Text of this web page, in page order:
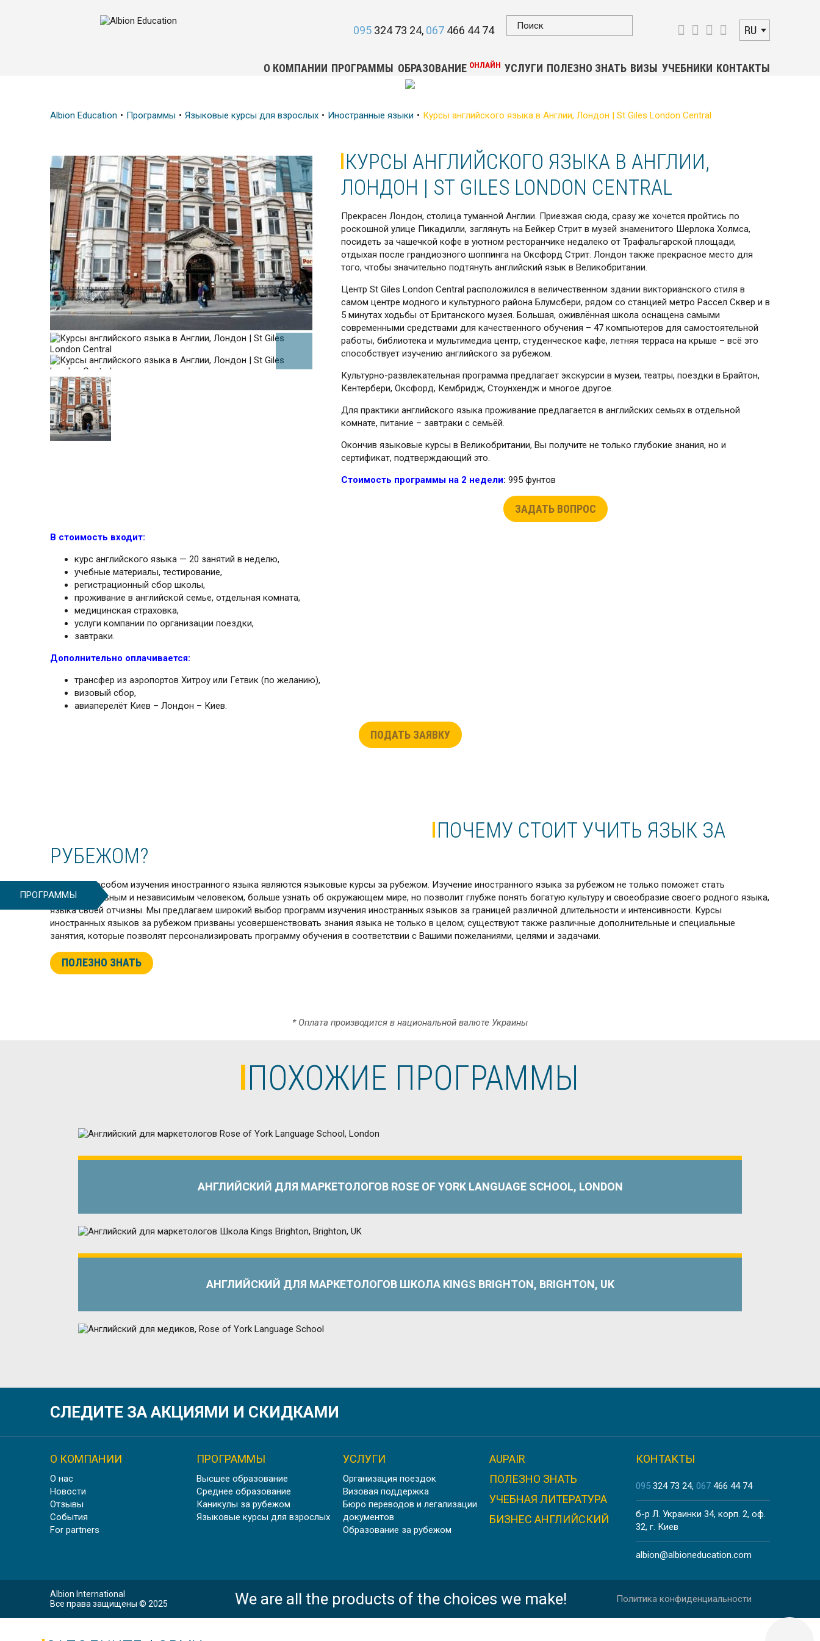
095 324 73 24 067 466 44 74 RU
О КОМПАНИИ ПРОГРАММЫ ОБРАЗОВАНИЕ ОНЛАЙН УСЛУГИ ПОЛЕЗНО ЗНАТЬ ВИЗЫ УЧЕБНИКИ КОНТАКТЫ
Albion Education Программы Языковые курсы для взрослых Иностранные языки Курсы английского языка в Англии, Лондон | St Giles London Central
КУРСЫ АНГЛИЙСКОГО ЯЗЫКА В АНГЛИИ,
ЛОНДОН | ST GILES LONDON CENTRAL
Прекрасен Лондон, столица туманной Англии. Приезжая сюда, сразу же хочется пройтись по
роскошной улице Пикадилли, заглянуть на Бейкер Стрит в музей знаменитого Шерлока Холмса,
посидеть за чашечкой кофе в уютном ресторанчике недалеко от Трафальгарской площади,
отдыхая после грандиозного шоппинга на Оксфорд Стрит. Лондон также прекрасное место для
того, чтобы значительно подтянуть английский язык в Великобритании.
Центр St Giles London Central расположился в величественном здании викторианского стиля в
самом центре модного и культурного района Блумсбери, рядом со станцией метро Рассел Сквер и в
5 минутах ходьбы от Британского музея. Большая, оживлённая школа оснащена самыми
современными средствами для качественного обучения – 47 компьютеров для самостоятельной
работы, библиотека и мультимедиа центр, студенческое кафе, летняя терраса на крыше – всё это
способствует изучению английского за рубежом.
Культурно-развлекательная программа предлагает экскурсии в музеи, театры, поездки в Брайтон,
Кентербери, Оксфорд, Кембридж, Стоунхендж и многое другое.
Для практики английского языка проживание предлагается в английских семьях в отдельной
комнате, питание – завтраки с семьёй.
Окончив языковые курсы в Великобритании, Вы получите не только глубокие знания, но и
сертификат, подтверждающий это.
Стоимость программы на 2 недели: 995 фунтов
ЗАДАТЬ ВОПРОС
В стоимость входит:
курс английского языка — 20 занятий в неделю,
учебные материалы, тестирование,
регистрационный сбор школы,
проживание в английской семье, отдельная комната,
медицинская страховка,
услуги компании по организации поездки,
завтраки.
Дополнительно оплачивается:
трансфер из аэропортов Хитроу или Гетвик (по желанию),
визовый сбор,
авиаперелёт Киев – Лондон – Киев.
ПОДАТЬ ЗАЯВКУ
ПОЧЕМУ СТОИТ УЧИТЬ ЯЗЫК ЗА
РУБЕЖОМ?
Лучшим способом изучения иностранного языка являются языковые курсы за рубежом. Изучение иностранного языка за рубежом не только поможет стать
самостоятельным и независимым человеком, больше узнать об окружающем мире, но позволит глубже понять богатую культуру и своеобразие своего родного языка,
языка своей отчизны. Мы предлагаем широкий выбор программ изучения иностранных языков за границей различной длительности и интенсивности. Курсы
иностранных языков за рубежом призваны усовершенствовать знания языка не только в целом; существуют также различные дополнительные и специальные
занятия, которые позволят персонализировать программу обучения в соответствии с Вашими пожеланиями, целями и задачами.
ПОЛЕЗНО ЗНАТЬ
* Оплата производится в национальной валюте Украины
ПОХОЖИЕ ПРОГРАММЫ
АНГЛИЙСКИЙ ДЛЯ МАРКЕТОЛОГОВ ROSE OF YORK LANGUAGE SCHOOL, LONDON
АНГЛИЙСКИЙ ДЛЯ МАРКЕТОЛОГОВ ШКОЛА KINGS BRIGHTON, BRIGHTON, UK
БИЗНЕС АНГЛИЙСКИЙ В АНГЛИИ, ЛОНДОН | EC LONDON
ПРОФЕССИОНАЛЬНЫЙ АНГЛИЙСКИЙ ДЛЯ АВИАЦИОННЫХ СПЕЦИАЛИСТОВ В АНГЛИИ, ДЕВОН
ПРОГРАММЫ
СЛЕДИТЕ ЗА АКЦИЯМИ И СКИДКАМИ
О КОМПАНИИ
О нас
Новости
Отзывы
События
For partners
ПРОГРАММЫ
Высшее образование
Среднее образование
Каникулы за рубежом
Языковые курсы для взрослых
УСЛУГИ
Организация поездок
Визовая поддержка
Бюро переводов и легализации
документов
Образование за рубежом
AUPAIR
ПОЛЕЗНО ЗНАТЬ
УЧЕБНАЯ ЛИТЕРАТУРА
БИЗНЕС АНГЛИЙСКИЙ
КОНТАКТЫ
095 324 73 24 067 466 44 74
б-р Л. Украинки 34, корп. 2, оф.
32, г. Киев
albion@albioneducation.com
Albion International
Все права защищены © 2025
We are all the products of the choices we make! Политика конфиденциальности